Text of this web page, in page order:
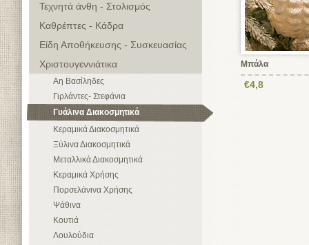
Τεχνητά άνθη - Στολισμός
Καθρέπτες - Κάδρα
Είδη Αποθήκευσης - Συσκευασίας
Χριστουγεννιάτικα
Αη Βασίληδες
Γιρλάντες- Στεφάνια
Γυάλινα Διακοσμητικά
Κεραμικά Διακοσμητικά
Ξύλινα Διακοσμητικά
Μεταλλικά Διακοσμητικά
Κεραμικά Χρήσης
Πορσελάνινα Χρήσης
Ψάθινα
Κουτιά
Λουλούδια
Μπάλα
€4,8